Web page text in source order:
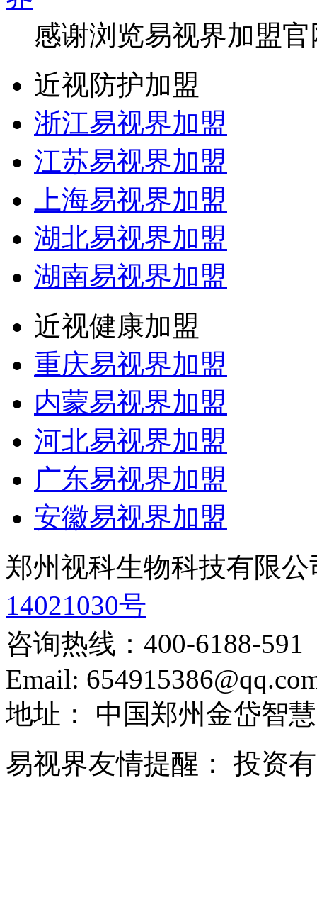
感谢浏览易视界加盟官
近视防护加盟
浙江易视界加盟
江苏易视界加盟
上海易视界加盟
湖北易视界加盟
湖南易视界加盟
近视健康加盟
重庆易视界加盟
内蒙易视界加盟
河北易视界加盟
广东易视界加盟
安徽易视界加盟
郑州视科生物科技有限
14021030号
咨询热线： 400-6188-591
Email:
地址：
中国郑州金岱智
易视界友情提醒：
投资